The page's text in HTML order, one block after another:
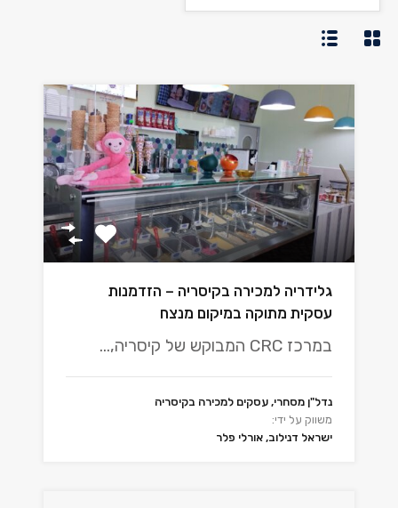
גלידריה למכירה בקיסריה – הזדמנות
עסקית מתוקה במיקום מנצח
במרכז CRC המבוקש של קיסריה,…
נדל"ן מסחרי, עסקים למכירה בקיסריה
משווק על ידי:
ישראל דנילוב, אורלי פלר